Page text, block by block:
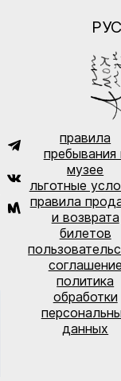
правила
пребывания
музее
льготные
правила
и возврата
билетов
политика
обработки
данных